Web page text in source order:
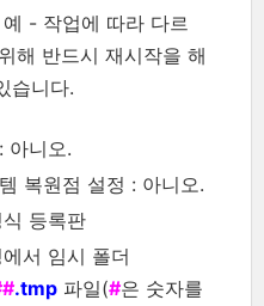
- 작업에 따라 다르
해 반드시 재시작을 해
습니다.
아니오.
복원점 설정 : 아니오.
등록판
서 임시 폴더
.tmp 파일(#은 숫자를